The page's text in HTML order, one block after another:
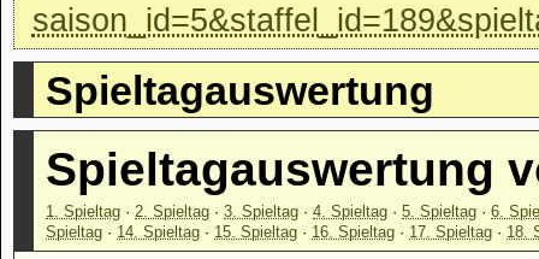
Spieltagauswertung
Spieltagauswertung
1. Spieltag · 2. Spieltag · 3. Spieltag · 4. Spieltag · 5. Spieltag · 6.
Spieltag · 14. Spieltag · 15. Spieltag · 16. Spieltag · 17. Spieltag · 18.